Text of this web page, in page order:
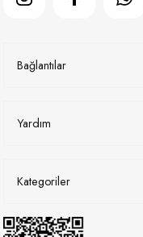
Bağlantılar
Yardım
Kategoriler